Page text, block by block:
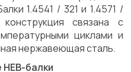
1.4541 / 321 и 1.4571 /
связана с
циклами и
нержавеющая сталь.
балки